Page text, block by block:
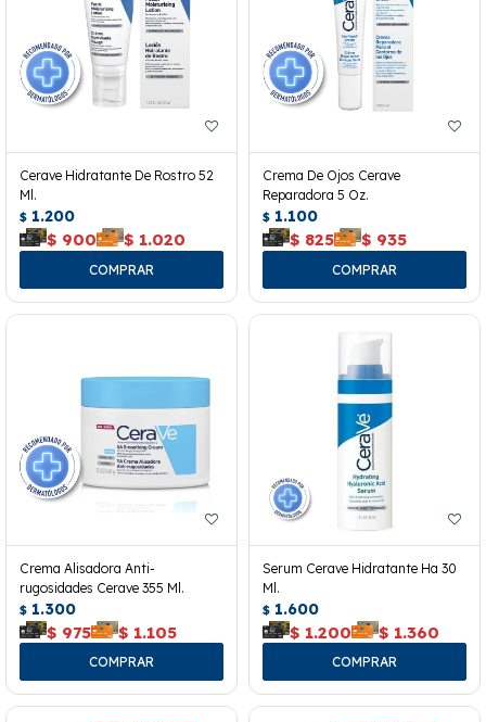
Cerave Hidratante De Rostro 52
Ml.
$ 1.200
$ 900 $ 1.020
Crema De Ojos Cerave
Reparadora 5 Oz.
$ 1.100
$ 825 $ 935
Crema Alisadora Anti-
rugosidades Cerave 355 Ml.
$ 1.300
$ 975 $ 1.105
Serum Cerave Hidratante Ha 30
Ml.
$ 1.600
$ 1.200 $ 1.360